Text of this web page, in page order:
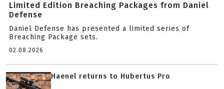
Limited Edition Breaching Packages from Daniel
Defense
Daniel Defense has presented a limited series of
Breaching Package sets.
02.08.2026
Haenel returns to Hubertus Pro